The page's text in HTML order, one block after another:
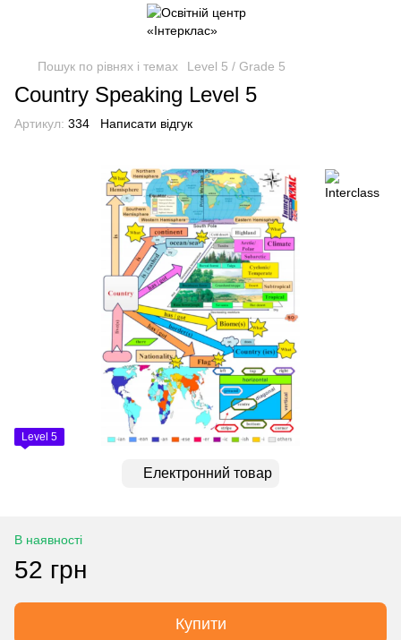
Пошук по рівнях і темах Level 5 / Grade 5
Country Speaking Level 5
Артикул: 334 Написати відгук
Level 5
Електронний товар
В наявності
52 грн
Купити